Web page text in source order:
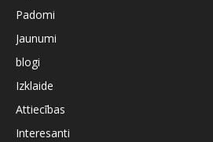
Padomi
Jaunumi
blogi
Izklaide
Attiecības
Interesanti